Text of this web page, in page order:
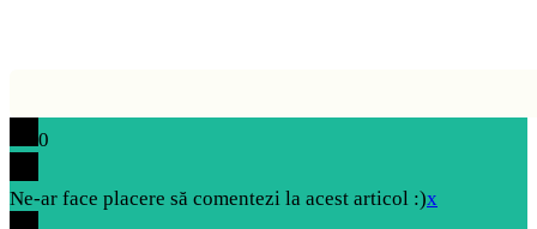
0
Ne-ar face placere să comentezi la acest articol :)x